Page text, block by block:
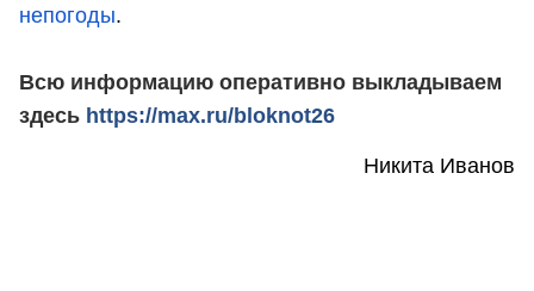
непогоды.
Всю информацию оперативно выкладываем
здесь https://max.ru/bloknot26
Никита Иванов